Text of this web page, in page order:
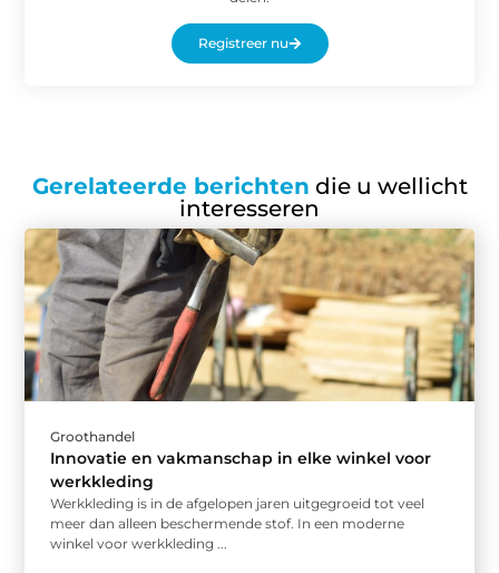
Registreer nu
Gerelateerde berichten die u wellicht
interesseren
Groothandel
Innovatie en vakmanschap in elke winkel voor
werkkleding
Werkkleding is in de afgelopen jaren uitgegroeid tot veel
meer dan alleen beschermende stof. In een moderne
winkel voor werkkleding ...